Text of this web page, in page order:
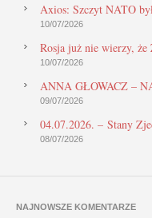
Axios: Szczyt NATO
10/07/2026
Rosja już nie wierzy,
10/07/2026
ANNA GŁOWACZ –
09/07/2026
04.07.2026. – Stany
08/07/2026
NAJNOWSZE KOMENTARZE